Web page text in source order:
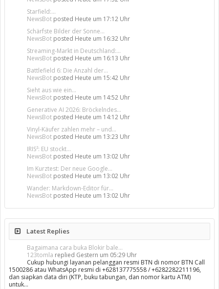
Starfield:...
NewsBot posted Heute um 17:12 Uhr
Schärfste Bilder der Sonne...
NewsBot posted Heute um 16:32 Uhr
Streaming-Markt in Deutschland:...
NewsBot posted Heute um 16:13 Uhr
Battlefield 6: Die Anzahl der...
NewsBot posted Heute um 15:42 Uhr
Sieht aus wie ein...
NewsBot posted Heute um 14:52 Uhr
Generative AI 2026: Bröckelndes...
NewsBot posted Heute um 14:12 Uhr
Vinyl-Käufer zahlen mehr – und...
NewsBot posted Heute um 13:23 Uhr
IRIS²: EU stockt...
NewsBot posted Heute um 13:02 Uhr
Im Kurztest: Der neue Google...
NewsBot posted Heute um 13:02 Uhr
Wander: Markdown-Editor für...
NewsBot posted Heute um 13:02 Uhr
Latest Replies
Bagaimana cara buka Blokir bale...
123tomla replied Gestern um 05:29 Uhr
Cukup hubungi layanan pelanggan resmi BTN di nomor BTN Call
1500286 atau WhatsApp resmi di +628137775558 / +6282282211196,
dan siapkan data diri (KTP, buku tabungan, dan nomor kartu ATM)
untuk…